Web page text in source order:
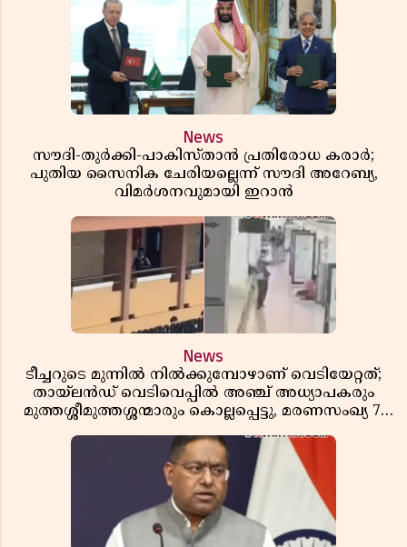
News
സൗദി-തുർക്കി-പാകിസ്താൻ പ്രതിരോധ കരാർ;
പുതിയ സൈനിക ചേരിയല്ലെന്ന് സൗദി അറേബ്യ,
വിമർശനവുമായി ഇറാൻ
News
ടീച്ചറുടെ മുന്നിൽ നിൽക്കുമ്പോഴാണ് വെടിയേറ്റത്;
തായ്‌ലൻഡ് വെടിവെപ്പിൽ അഞ്ച് അധ്യാപകരും
മുത്തശ്ശീമുത്തശ്ശന്മാരും കൊല്ലപ്പെട്ടു, മരണസംഖ്യ 7;